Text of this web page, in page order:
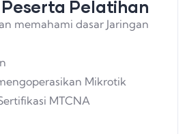
Pelatihan
memahami dasar Jaringan
Mikrotik
MTCNA